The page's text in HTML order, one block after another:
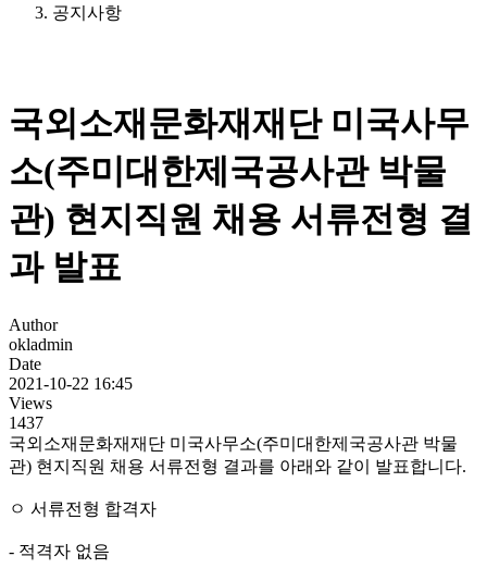
공지사항
국외소재문화재재단 미국사무
소(주미대한제국공사관 박물
관) 현지직원 채용 서류전형 결
과 발표
Author
okladmin
Date
2021-10-22 16:45
Views
1437
국외소재문화재재단 미국사무소(주미대한제국공사관 박물
관) 현지직원 채용 서류전형 결과를 아래와 같이 발표합니다.
ㅇ 서류전형 합격자
- 적격자 없음